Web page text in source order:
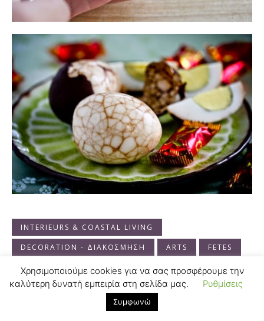
INTERIEURS & COASTAL LIVING
DECORATION - ΔΙΑΚΟΣΜΗΣΗ
ARTS FETES
Other Articles
Χρησιμοποιούμε cookies για να σας προσφέρουμε την
καλύτερη δυνατή εμπειρία στη σελίδα μας.
Ρυθμίσεις
Συμφωνώ